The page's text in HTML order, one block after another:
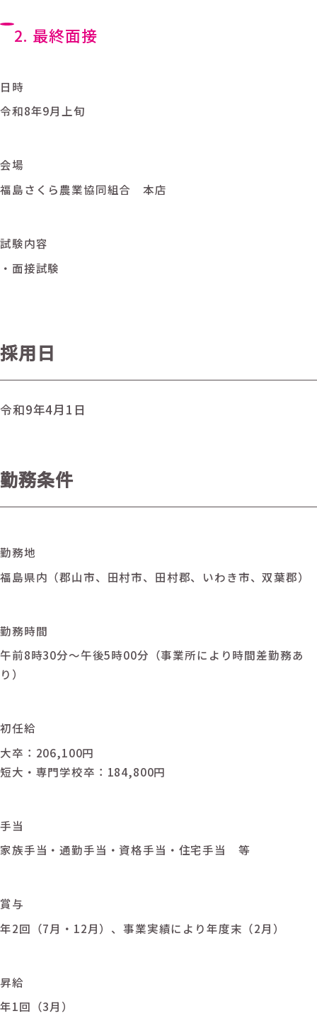
2. 最終面接
日時
令和8年9月上旬
会場
福島さくら農業協同組合 本店
試験内容
・面接試験
採用日
令和9年4月1日
勤務条件
勤務地
福島県内（郡山市、田村市、田村郡、いわき市、双葉郡）
勤務時間
午前8時30分～午後5時00分（事業所により時間差勤務あ
り）
初任給
大卒：206,100円
短大・専門学校卒：184,800円
手当
家族手当・通勤手当・資格手当・住宅手当 等
賞与
年2回（7月・12月）、事業実績により年度末（2月）
昇給
年1回（3月）